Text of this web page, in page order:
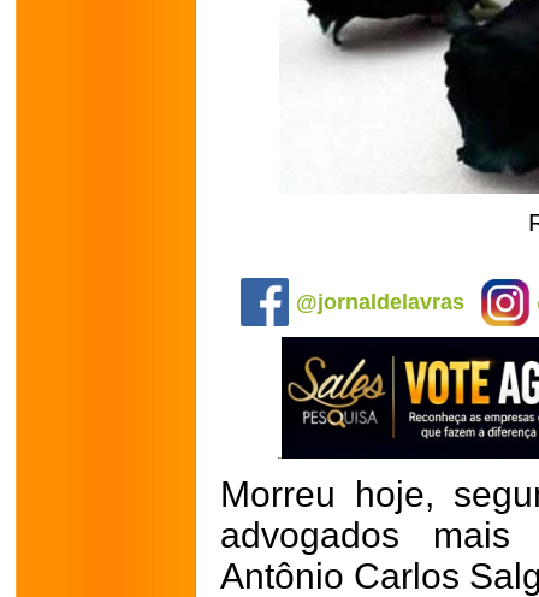
@jornaldelavras
Morreu hoje,
advogados
Antônio Carlos